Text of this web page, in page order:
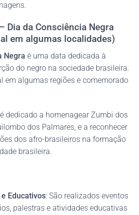
Dia da Consciência Negra
em algumas localidades)
Negra é uma data dedicada à
do negro na sociedade brasileira.
em algumas regiões e comemorado
dedicado a homenagear Zumbi dos
dos Palmares, e a reconhecer
dos afro-brasileiros na formação
brasileira.
Educativos: São realizados eventos
palestras e atividades educativas